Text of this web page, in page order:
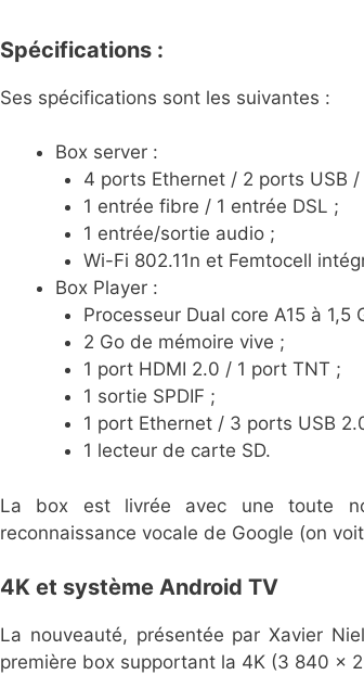
Spécifications :
Ses spécifications sont les suivantes :
Box server :
4 ports Ethernet / 2 ports USB /
1 entrée fibre / 1 entrée DSL ;
1 entrée/sortie audio ;
Wi-Fi 802.11n et Femtocell
Box Player :
Processeur Dual core A15 à 1,5
2 Go de mémoire vive ;
1 port HDMI 2.0 / 1 port TNT ;
1 sortie SPDIF ;
1 port Ethernet / 3 ports USB
1 lecteur de carte SD.
La box est livrée avec une toute
reconnaissance vocale de Google (on
4K et système Android TV
La nouveauté, présentée par Xavier
première box supportant la 4K (3 840 x